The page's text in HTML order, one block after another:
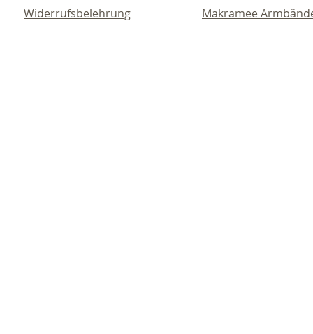
Widerrufsbelehrung Makramee